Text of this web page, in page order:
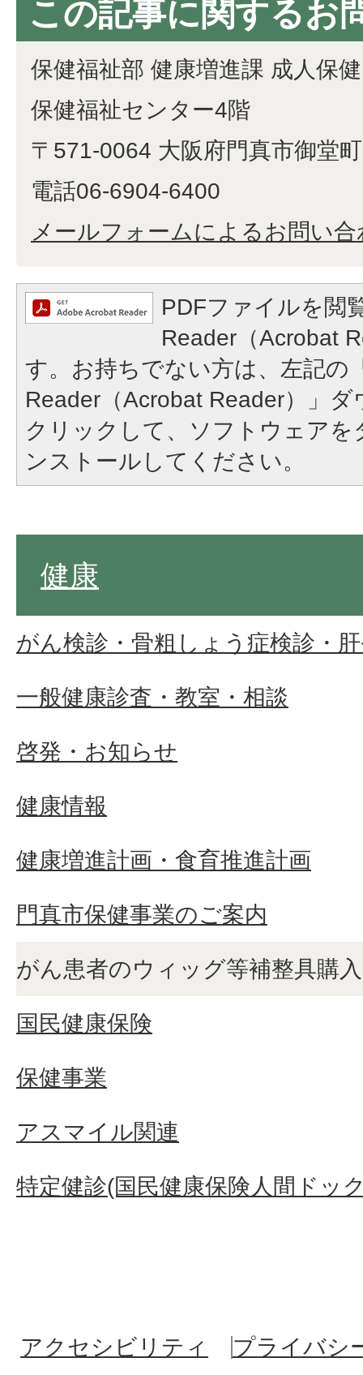
この記事に関するお
保健福祉部 健康増進課 成人保
保健福祉センター4階
〒571-0064 大阪府門真市御堂
電話06-6904-6400
メールフォームによるお問い合
PDFファイルを閲
Reader（Acrobat
す。お持ちでない方は、左記の
Reader（Acrobat Reader）」
クリックして、ソフトウェア
ンストールしてください。
健康
がん検診・骨粗しょう症検診・
一般健康診査・教室・相談
啓発・お知らせ
健康情報
健康増進計画・食育推進計画
門真市保健事業のご案内
がん患者のウィッグ等補整具購
国民健康保険
保健事業
アスマイル関連
特定健診(国民健康保険人間ドッ
アクセシビリティ
プライバシ